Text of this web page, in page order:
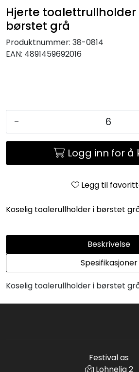
Hjerte
børstet grå
Produktnummer: 38-0814
EAN: 4891459692016
-
Logg inn for å
Legg til
Koselig toalerullholder i børstet
Beskrivelse
Spesifikasjoner
Koselig toalerullholder i børstet
Festival as
Lohnelia 2
JUL